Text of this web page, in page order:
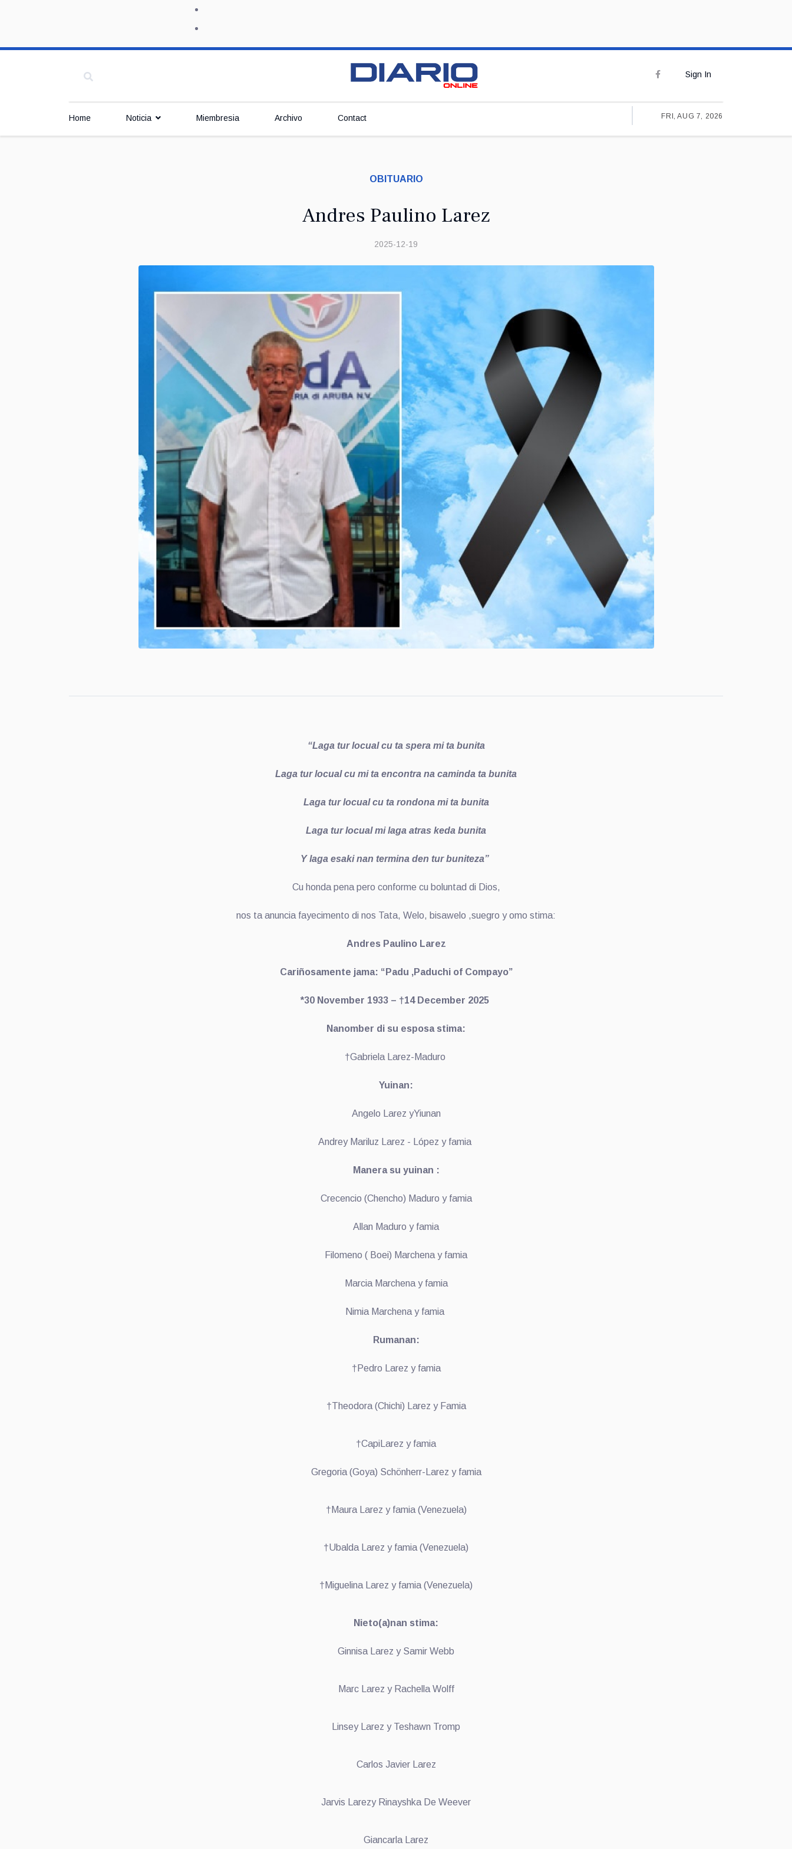
Sign In
Home Noticia Miembresia Archivo Contact FRI, AUG 7, 2026
OBITUARIO
Andres Paulino Larez
2025-12-19
“Laga tur locual cu ta spera mi ta bunita
Laga tur locual cu mi ta encontra na caminda ta bunita
Laga tur locual cu ta rondona mi ta bunita
Laga tur locual mi laga atras keda bunita
Y laga esaki nan termina den tur buniteza”
Cu honda pena pero conforme cu boluntad di Dios,
nos ta anuncia fayecimento di nos Tata, Welo, bisawelo ,suegro y omo stima:
Andres Paulino Larez
Cariñosamente jama: “Padu ,Paduchi of Compayo”
*30 November 1933 – †14 December 2025
Nanomber di su esposa stima:
†Gabriela Larez-Maduro
Yuinan:
Angelo Larez yYiunan
Andrey Mariluz Larez - López y famia
Manera su yuinan :
Crecencio (Chencho) Maduro y famia
Allan Maduro y famia
Filomeno ( Boei) Marchena y famia
Marcia Marchena y famia
Nimia Marchena y famia
Rumanan:
†Pedro Larez y famia
†Theodora (Chichi) Larez y Famia
†CapiLarez y famia
Gregoria (Goya) Schönherr-Larez y famia
†Maura Larez y famia (Venezuela)
†Ubalda Larez y famia (Venezuela)
†Miguelina Larez y famia (Venezuela)
Nieto(a)nan stima:
Ginnisa Larez y Samir Webb
Marc Larez y Rachella Wolff
Linsey Larez y Teshawn Tromp
Carlos Javier Larez
Jarvis Larezy Rinayshka De Weever
Giancarla Larez